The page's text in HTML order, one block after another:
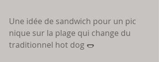
Une idée de sandwich pour un pic
nique sur la plage qui change du
traditionnel hot dog 🌭